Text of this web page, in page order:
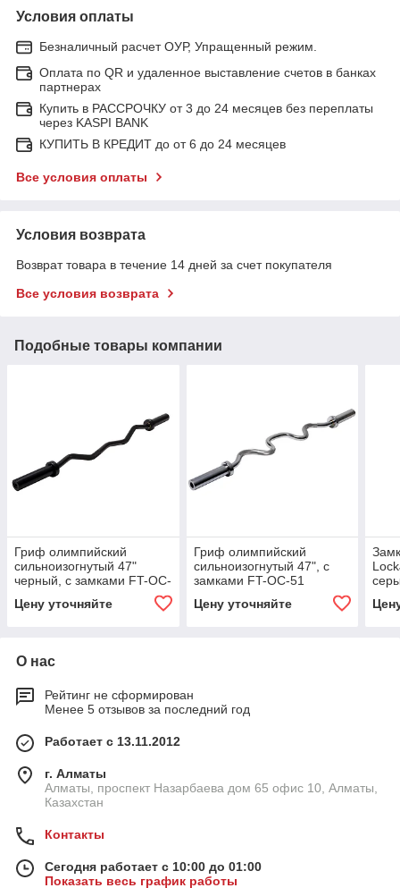
Условия оплаты
Безналичный расчет ОУР, Упращенный режим.
Оплата по QR и удаленное выставление счетов в банках
партнерах
Купить в РАССРОЧКУ от 3 до 24 месяцев без переплаты
через KASPI BANK
КУПИТЬ В КРЕДИТ до от 6 до 24 месяцев
Все условия оплаты
Условия возврата
Возврат товара в течение 14 дней за счет покупателя
Все условия возврата
Подобные товары компании
Гриф олимпийский
сильноизогнутый 47"
черный, с замками FT-OC-
Цену уточняйте
Гриф олимпийский
сильноизогнутый 47", с
замками FT-OC-51
Цену уточняйте
О нас
Рейтинг не сформирован
Менее 5 отзывов за последний год
Работает с 13.11.2012
г. Алматы
Алматы, проспект Назарбаева дом 65 офис 10, Алматы,
Казахстан
Контакты
Сегодня работает с 10:00 до 01:00
Показать весь график работы